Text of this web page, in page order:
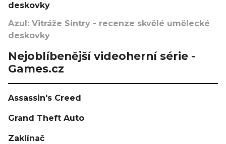
deskovky
Azul: Vitráže Sintry - recenze skvělé umělecké
deskovky
Nejoblíbenější videoherní série -
Games.cz
Assassin's Creed
Grand Theft Auto
Zaklínač